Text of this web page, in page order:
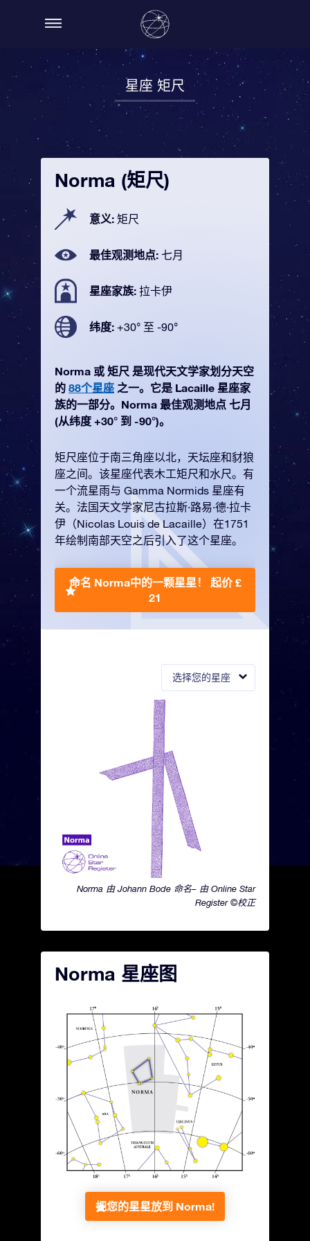
星座 矩尺
选择您的星座
Norma 由 Johann Bode 命名– 由 Online Star
Register ©校正
Norma (矩尺)
意义: 矩尺
最佳观测地点: 七月
星座家族: 拉卡伊
纬度: +30° 至 -90°
Norma 或 矩尺 是现代天文学家划分天空
的 88个星座 之一。它是 Lacaille 星座家
族的一部分。Norma 最佳观测地点 七月
(从纬度 +30° 到 -90°)。
矩尺座位于南三角座以北，天坛座和豺狼
座之间。该星座代表木工矩尺和水尺。有
一个流星雨与 Gamma Normids 星座有
关。法国天文学家尼古拉斯·路易·德·拉卡
伊（Nicolas Louis de Lacaille）在1751
年绘制南部天空之后引入了这个星座。
命名 Norma中的一颗星星！ 起价 £
21
Norma 星座图
把您的星星放到 Norma!